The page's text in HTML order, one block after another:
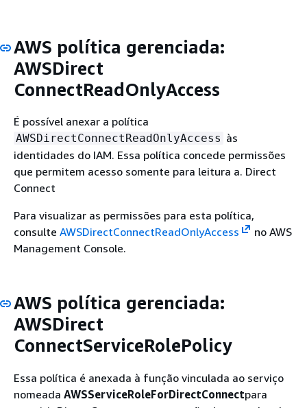
AWS política gerenciada:
AWSDirect
ConnectReadOnlyAccess
É possível anexar a política
AWSDirectConnectReadOnlyAccess às
identidades do IAM. Essa política concede permissões
que permitem acesso somente para leitura a. Direct
Connect
Para visualizar as permissões para esta política,
consulte AWSDirectConnectReadOnlyAccess
no AWS
Management Console.
AWS política gerenciada:
AWSDirect
ConnectServiceRolePolicy
Essa política é anexada à função vinculada ao serviço
nomeada AWSServiceRoleForDirectConnectpara